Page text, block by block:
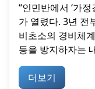
“인민반에서 ‘가
가 열렸다. 3년 전
비초소의 경비체
등을 방지하자는
더보기